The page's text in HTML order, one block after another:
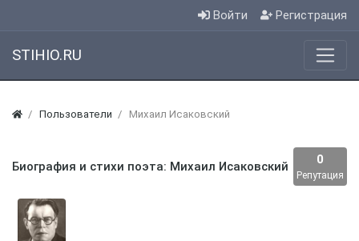
Войти Регистрация
STIHIO.RU
Пользователи Михаил Исаковский
Биография и стихи поэта: Михаил Исаковский 0
Репутация